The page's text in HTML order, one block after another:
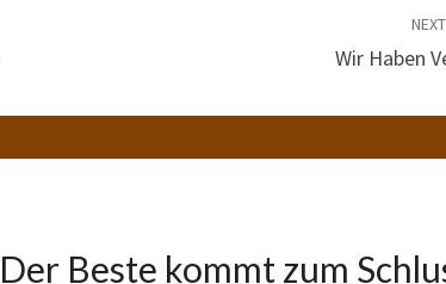
Wir Haben
Der Beste kommt zum